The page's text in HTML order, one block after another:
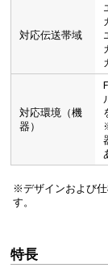
対応伝送帯域
対応環境（機
器）
※デザインおよび
す。
特長